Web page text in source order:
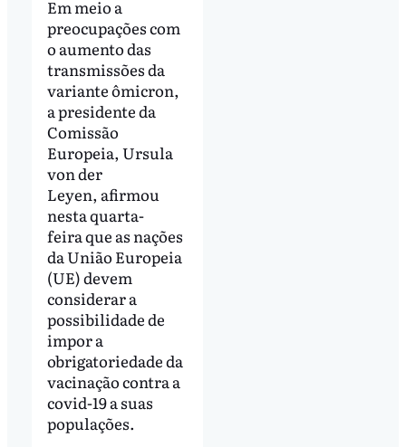
Em meio a
preocupações com
o aumento das
transmissões da
variante ômicron,
a presidente da
Comissão
Europeia, Ursula
von der
Leyen, afirmou
nesta quarta-
feira que as nações
da União Europeia
(UE) devem
considerar a
possibilidade de
impor a
obrigatoriedade da
vacinação contra a
covid-19 a suas
populações.